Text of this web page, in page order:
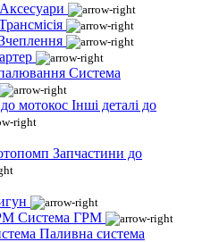
Аксесуари
Система
Інші деталі до
Запчастини до
Система ГРМ
Паливна система